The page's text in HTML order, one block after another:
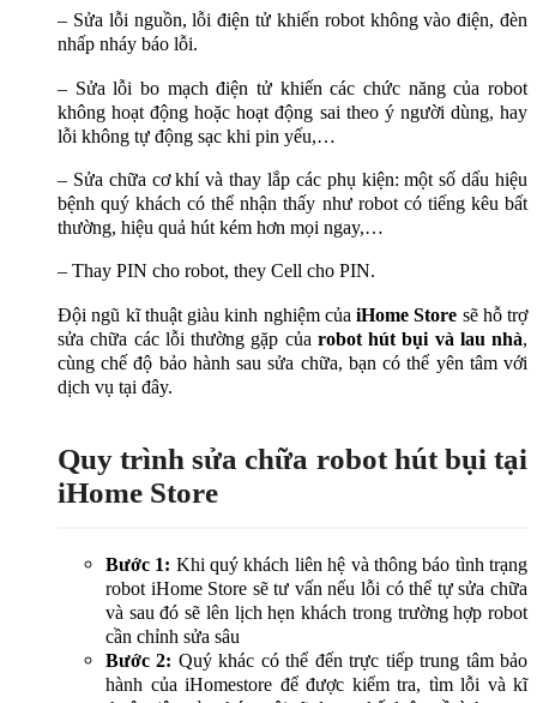
– Sửa lỗi nguồn, lỗi điện tử khiến robot không vào điện, đèn
nhấp nháy báo lỗi.
– Sửa lỗi bo mạch điện tử khiến các chức năng của robot
không hoạt động hoặc hoạt động sai theo ý người dùng, hay
lỗi không tự động sạc khi pin yếu,…
– Sửa chữa cơ khí và thay lắp các phụ kiện: một số dấu hiệu
bệnh quý khách có thể nhận thấy như robot có tiếng kêu bất
thường, hiệu quả hút kém hơn mọi ngay,…
– Thay PIN cho robot, they Cell cho PIN.
Đội ngũ kĩ thuật giàu kinh nghiệm của iHome Store sẽ hỗ trợ
sửa chữa các lỗi thường gặp của robot hút bụi và lau nhà,
cùng chế độ bảo hành sau sửa chữa, bạn có thể yên tâm với
dịch vụ tại đây.
Quy trình sửa chữa robot hút bụi tại
iHome Store
Bước 1: Khi quý khách liên hệ và thông báo tình trạng
robot iHome Store sẽ tư vấn nếu lỗi có thể tự sửa chữa
và sau đó sẽ lên lịch hẹn khách trong trường hợp robot
cần chỉnh sửa sâu
Bước 2: Quý khác có thể đến trực tiếp trung tâm bảo
hành của iHomestore để được kiểm tra, tìm lỗi và kĩ